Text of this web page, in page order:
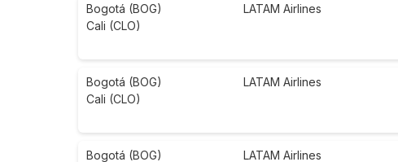
Bogotá (BOG)
Cali (CLO)
LATAM Airlines
Bogotá (BOG)
Cali (CLO)
LATAM Airlines
Bogotá (BOG)
LATAM Airlines